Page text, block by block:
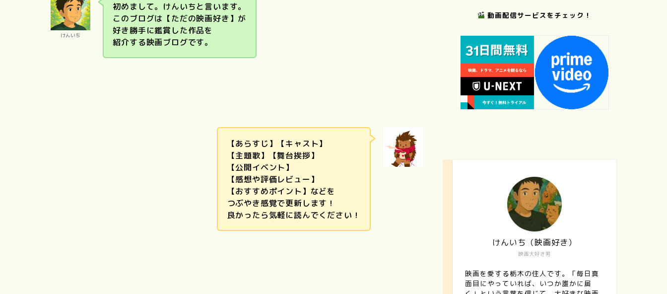
けんいち
初めまして。けんいちと言います。
このブログは【ただの映画好き】が
好き勝手に鑑賞した作品を
紹介する映画ブログです。
【あらすじ】【キャスト】
【主題歌】【舞台挨拶】
【公開イベント】
【感想や評価レビュー】
【おすすめポイント】などを
つぶやき感覚で更新します！
良かったら気軽に読んでください！
動画配信サービスをチェック！
映画大好き男
けんいち（映画好き）
映画を愛する栃木の住人です。「毎日真
面目にやっていれば、いつか誰かに届